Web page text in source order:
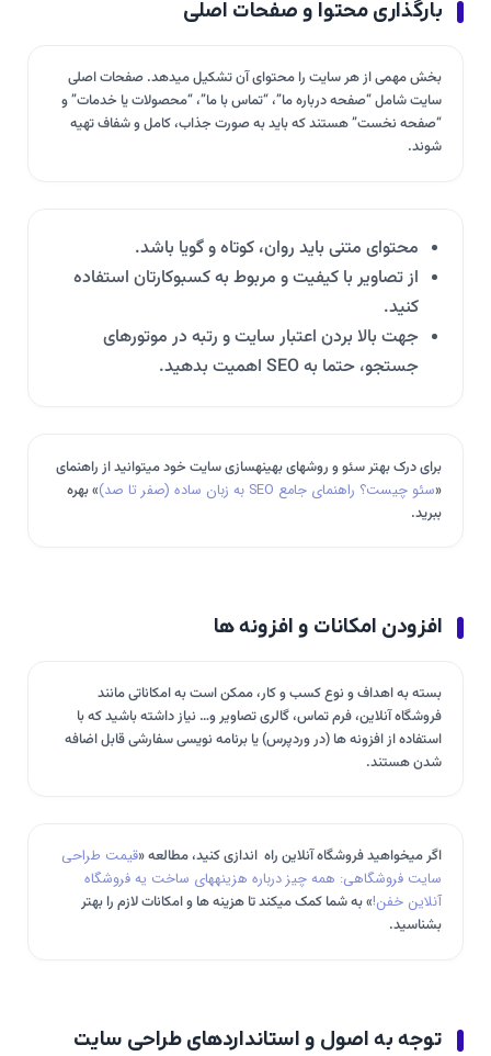
بارگذاری محتوا و صفحات اصلی
بخش مهمی از هر سایت را محتوای آن تشکیل میدهد. صفحات اصلی
سایت شامل “صفحه درباره ما”، “تماس با ما”، “محصولات یا خدمات” و
“صفحه نخست” هستند که باید به صورت جذاب، کامل و شفاف تهیه
شوند.
محتوای متنی باید روان، کوتاه و گویا باشد.
از تصاویر با کیفیت و مربوط به کسبوکارتان استفاده
کنید.
جهت بالا بردن اعتبار سایت و رتبه در موتورهای
جستجو، حتما به SEO اهمیت بدهید.
برای درک بهتر سئو و روشهای بهینهسازی سایت خود میتوانید از راهنمای
«سئو چیست؟ راهنمای جامع SEO به زبان ساده (صفر تا صد)
» بهره
ببرید.
افزودن امکانات و افزونه ها
بسته به اهداف و نوع کسب و کار، ممکن است به امکاناتی مانند
فروشگاه آنلاین، فرم تماس، گالری تصاویر و… نیاز داشته باشید که با
استفاده از افزونه ها (در وردپرس) یا برنامه نویسی سفارشی قابل اضافه
شدن هستند.
اگر میخواهید فروشگاه آنلاین راه اندازی کنید، مطالعه «قیمت طراحی
سایت فروشگاهی: همه چیز درباره هزینههای ساخت یه فروشگاه
آنلاین خفن!» به شما کمک میکند تا هزینه ها و امکانات لازم را بهتر
بشناسید.
توجه به اصول و استانداردهای طراحی سایت